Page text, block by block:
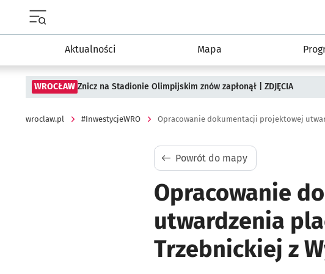
Aktualności Mapa
WROCŁAW Znicz na Stadionie Olimpijskim znów zapłonął | ZDJĘCIA
wroclaw.pl #InwestycjeWRO
Powrót do mapy
Opracowanie
utwardzenia
Trzebnickiej z